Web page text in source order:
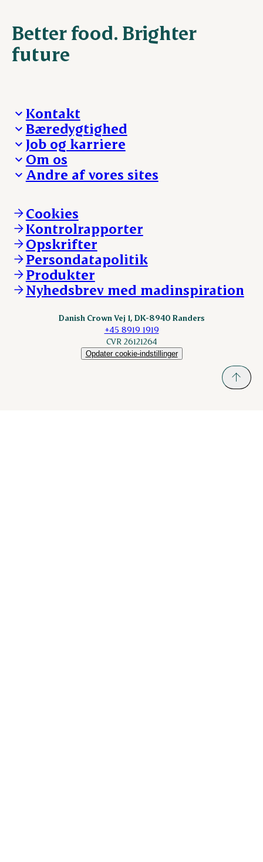
Better food. Brighter
future
Kontakt
Besøg Danish Crown
Presse og nyheder
Reklamationer
Whistleblower
Øvrige henvendelser
Bæredygtighed
Fra jord til bord
Hverdagen
Ansvarlighed og nøgletal
Job og karriere
Arbejd med os
Ledige stillinger
Om os
Hvem er vi
Vores resultater
Vores lokationer
Kontakt
Andre af vores sites
Andelsejere - kreatur
Danishcrownprofessional.com
DAT-Schaub.com
ESS-FOOD.com
Fonden Dansk Gastronomi
KLS.se
nordicspoor.com
Scanhide.dk
Cookies
Kontrolrapporter
Opskrifter
Persondatapolitik
Produkter
Nyhedsbrev med madinspiration
Danish Crown Vej 1, DK-8940 Randers
+45 8919 1919
CVR 26121264
Opdater cookie-indstillinger